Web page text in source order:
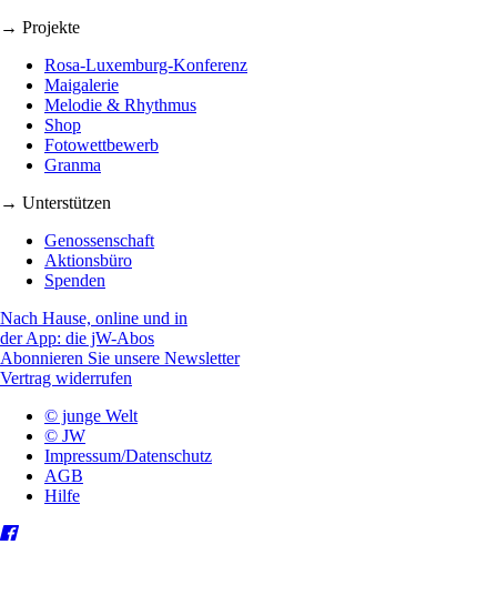
→ Projekte
Rosa-Luxemburg-Konferenz
Maigalerie
Melodie & Rhythmus
Shop
Fotowettbewerb
Granma
→ Unterstützen
Genossenschaft
Aktionsbüro
Spenden
Nach Hause, online und in
der App: die jW-Abos
Abonnieren Sie unsere Newsletter
Vertrag widerrufen
© junge Welt
© JW
Impressum/Datenschutz
AGB
Hilfe